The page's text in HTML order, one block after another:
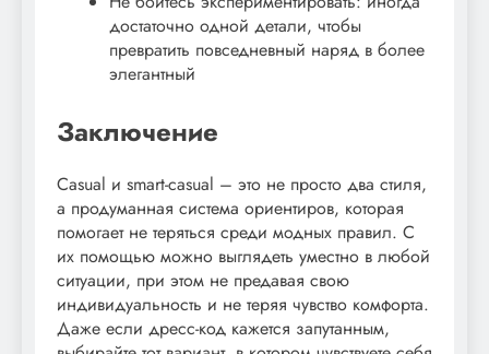
достаточно одной детали, чтобы
превратить повседневный наряд в более
элегантный
Заключение
Casual и smart-casual – это не просто два стиля,
а продуманная система ориентиров, которая
помогает не теряться среди модных правил. С
их помощью можно выглядеть уместно в любой
ситуации, при этом не предавая свою
индивидуальность и не теряя чувство комфорта.
Даже если дресс-код кажется запутанным,